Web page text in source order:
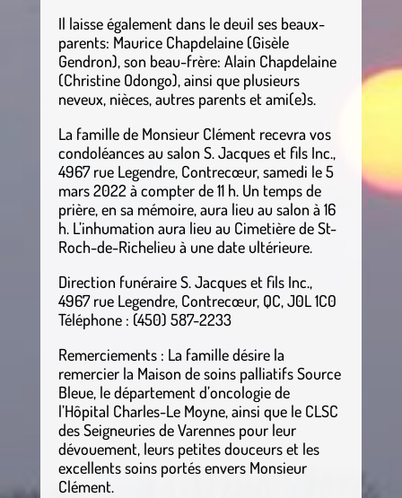
Il laisse également dans le deuil ses beaux-
parents: Maurice Chapdelaine (Gisèle
Gendron), son beau-frère: Alain Chapdelaine
(Christine Odongo), ainsi que plusieurs
neveux, nièces, autres parents et ami(e)s.
La famille de Monsieur Clément recevra vos
condoléances au salon S. Jacques et fils Inc.,
4967 rue Legendre, Contrecœur, samedi le 5
mars 2022 à compter de 11 h. Un temps de
prière, en sa mémoire, aura lieu au salon à 16
h. L’inhumation aura lieu au Cimetière de St-
Roch-de-Richelieu à une date ultérieure.
Direction funéraire S. Jacques et fils Inc.,
4967 rue Legendre, Contrecœur, QC, J0L 1C0
Téléphone : (450) 587-2233
Remerciements : La famille désire la
remercier la Maison de soins palliatifs Source
Bleue, le département d’oncologie de
l’Hôpital Charles-Le Moyne, ainsi que le CLSC
des Seigneuries de Varennes pour leur
dévouement, leurs petites douceurs et les
excellents soins portés envers Monsieur
Clément.